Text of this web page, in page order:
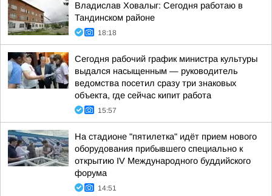
Владислав Ховалыг: Сегодня работаю в
Тандинском районе
18:18
Сегодня рабочий график министра культуры
выдался насыщенным — руководитель
ведомства посетил сразу три знаковых
объекта, где сейчас кипит работа
15:57
На стадионе "пятилетка" идёт прием нового
оборудования прибывшего специально к
открытию IV Международного буддийского
форума
14:51